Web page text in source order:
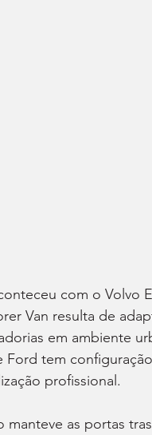
com o Volvo
Van resulta de
em ambiente
Ford tem
profissional.
manteve as portas